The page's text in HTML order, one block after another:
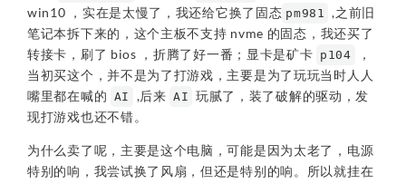
win10 ，实在是太慢了，我还给它换了固态 pm981
,之前旧
笔记本拆下来的，这个主板不支持 nvme 的固态，我还买了
转接卡，刷了 bios ，折腾了好一番；显卡是矿卡 p104
，
当初买这个，并不是为了打游戏，主要是为了玩玩当时人人
嘴里都在喊的 AI ,后来 AI 玩腻了，装了破解的驱动，发
现打游戏也还不错。
为什么卖了呢，主要是这个电脑，可能是因为太老了，电源
特别的响，我尝试换了风扇，但还是特别的响。所以就挂在